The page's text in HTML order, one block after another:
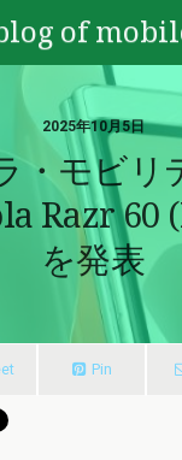
of
2025年10月5日
・モビリ
Razr 60
を発表
Pin